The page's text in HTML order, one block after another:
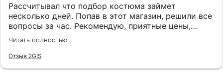
Рассчитывал что подбор костюма займет
несколько дней. Попав в этот магазин, решили все
вопросы за час. Рекомендую, приятные цены,
отличные и компетентные сотрудники. В Уфе
только сюда .
Читать полностью
Отзыв 2GIS